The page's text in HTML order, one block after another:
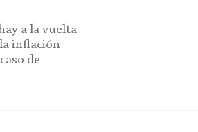
a la vuelta
inflación
de